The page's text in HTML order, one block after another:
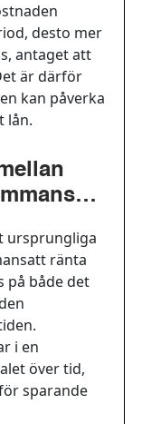
desto mer
antaget att
är därför
kan påverka
lån.
ursprungliga
ränta
på både det
i en
över tid,
sparande